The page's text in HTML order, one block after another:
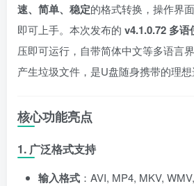
速、简单、稳定的格式转换，操作界
即可上手。本次发布的 v4.1.0.72 多语
压即可运行，自带简体中文等多语言
产生垃圾文件，是U盘随身携带的理想
核心功能亮点
1. 广泛格式支持
输入格式 ：AVI, MP4, MKV,